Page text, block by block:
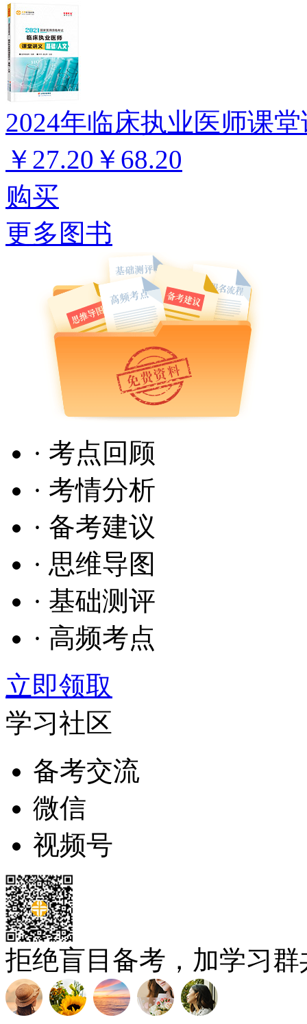
2024年临床执业医师课
￥27.20 ￥68.20
购买
更多图书
· 考点回顾
· 考情分析
· 备考建议
· 思维导图
· 基础测评
· 高频考点
立即领取
学习社区
备考交流
微信
视频号
拒绝盲目备考，加学习